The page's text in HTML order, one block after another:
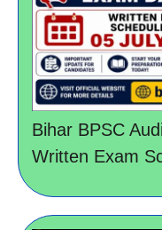
Bihar BPSC
Written Exam